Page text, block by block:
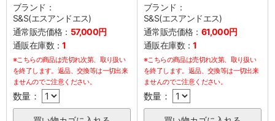
ブランド：
S&S(エスアンドエス)
通常販売価格： 57,000円
通販在庫数：1
※こちらの商品は売切れ次第、取り扱い
を終了します。返品、交換等は一切出来
ませんのでご注意ください。
数量：
ブランド：
S&S(エスアンドエス)
通常販売価格： 61,000円
通販在庫数：1
※こちらの商品は売切れ次第、取り扱い
を終了します。返品、交換等は一切出来
ませんのでご注意ください。
数量：